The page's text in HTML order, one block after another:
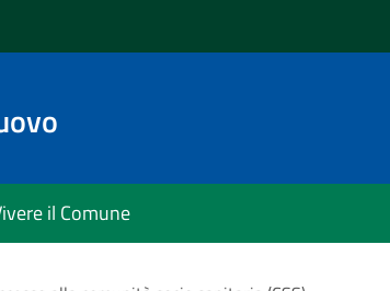
il Comune